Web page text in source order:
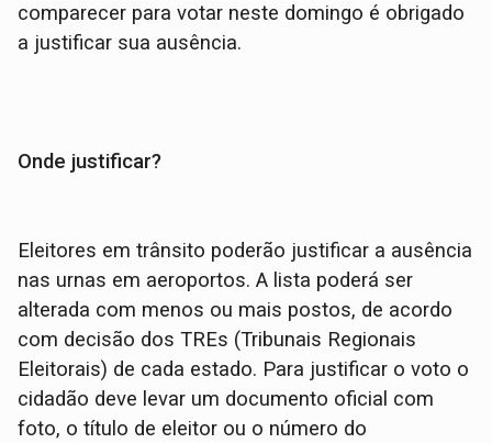
comparecer para votar neste domingo é obrigado
a justificar sua ausência.
Onde justificar?
Eleitores em trânsito poderão justificar a ausência
nas urnas em aeroportos. A lista poderá ser
alterada com menos ou mais postos, de acordo
com decisão dos TREs (Tribunais Regionais
Eleitorais) de cada estado. Para justificar o voto o
cidadão deve levar um documento oficial com
foto, o título de eleitor ou o número do